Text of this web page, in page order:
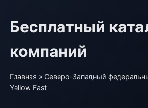
Бесплатный
компаний
Главная » Северо-Западный
Yellow Fast